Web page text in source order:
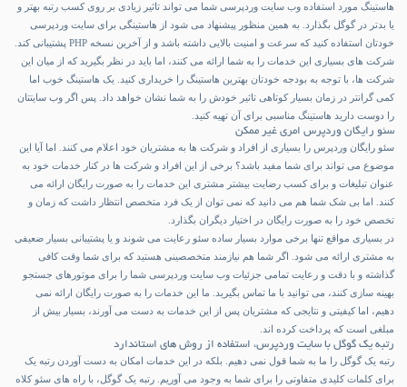
هاستینگ مورد استفاده وب سایت وردپرسی شما می تواند تاثیر زیادی بر روی کسب رتبه بهتر و
یا بدتر در گوگل بگذارد. به همین منظور پیشنهاد می شود از هاستینگی برای سایت وردپرسی
خودتان استفاده کنید که سرعت و امنیت بالایی داشته باشد و از آخرین نسخه PHP پشتیبانی کند.
شرکت های بسیاری این خدمات را به شما ارائه می کنند، اما باید در نظر بگیرید که از میان این
شرکت ها، با توجه به بودجه خودتان بهترین هاستینگ را خریداری کنید. یک هاستینگ خوب اما
کمی گرانتر در زمان بسیار کوتاهی تاثیر خودش را به شما نشان خواهد داد. پس اگر وب سایتتان
را دوست دارید هاستینگ مناسبی برای آن تهیه کنید.
سئو رایگان وردپرس امری غیر ممکن
سئو رایگان وردپرس را بسیاری از افراد و شرکت ها به مشتریان خود اعلام می کنند. اما آیا این
موضوع می تواند برای شما مفید باشد؟ برخی از این افراد و شرکت ها در کنار خدمات خود به
عنوان تبلیغات و برای کسب رضایت بیشتر مشتری این خدمات را به صورت رایگان ارائه می
کنند. اما بی شک شما هم می دانید که نمی توان از یک فرد متخصص انتظار داشت که زمان و
تخصص خود را به صورت رایگان در اختیار دیگران بگذارد.
در بسیاری مواقع تنها برخی موارد بسیار ساده سئو رعایت می شوند و یا پشتیبانی بسیار ضعیفی
به مشتری ارائه می شود. اگر شما هم نیازمند متخصصینی هستید که برای شما وقت کافی
گذاشته و با دقت و رعایت تمامی جزئیات وب سایت وردپرسی شما را برای موتورهای جستجو
بهینه سازی کنند، می توانید با ما تماس بگیرید. ما این خدمات را به صورت رایگان ارائه نمی
دهیم، اما کیفیتی و نتایجی که مشتریان پس از این خدمات به دست می آورند، بسیار بیش از
مبلغی است که پرداخت کرده اند.
رتبه یک گوگل با سایت وردپرس، استفاده از روش های استاندارد
رتبه یک گوگل را ما به شما قول نمی دهیم. بلکه در این خدمات امکان به دست آوردن رتبه یک
برای کلمات کلیدی متفاوتی را برای شما به وجود می آوریم. رتبه یک گوگل، با راه های سئو کلاه